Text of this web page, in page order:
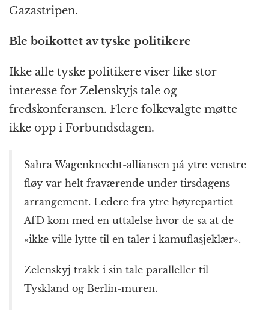
Gazastripen.
Ble boikottet av tyske politikere
Ikke alle tyske politikere viser like stor
interesse for Zelenskyjs tale og
fredskonferansen. Flere folkevalgte møtte
ikke opp i Forbundsdagen.
Sahra Wagenknecht-alliansen på ytre venstre
fløy var helt fraværende under tirsdagens
arrangement. Ledere fra ytre høyrepartiet
AfD kom med en uttalelse hvor de sa at de
«ikke ville lytte til en taler i kamuflasjeklær».
Zelenskyj trakk i sin tale paralleller til
Tyskland og Berlin-muren.